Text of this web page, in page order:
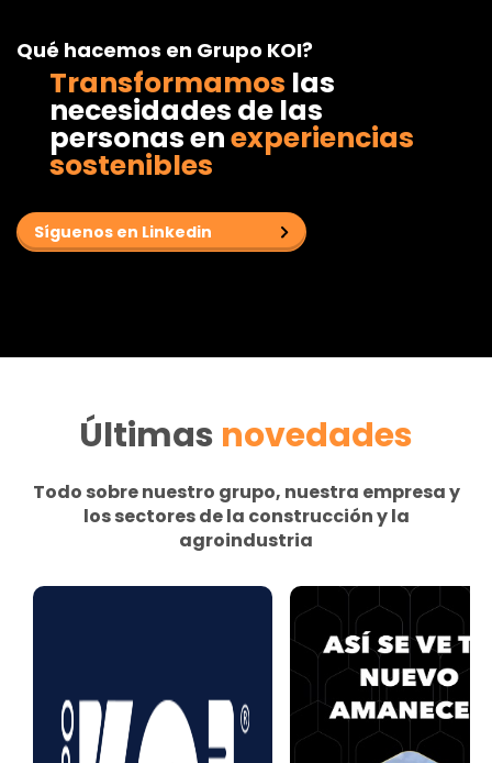
Qué hacemos en Grupo KOI?
Transformamos las
necesidades de las
personasenexperiencias
sostenibles
Síguenos en Linkedin
Últimas novedades
Todo sobre nuestro grupo, nuestra empresa y
los sectores de la construcción y la
agroindustria